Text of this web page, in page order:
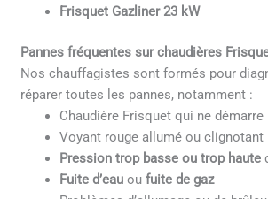
Frisquet Gazliner 23 kW
Pannes fréquentes sur chaudières
Nos chauffagistes sont formés pour
réparer toutes les pannes, notamment :
Chaudière Frisquet qui ne démarre
Voyant rouge allumé ou clignotant
Pression trop basse ou trop haute
Fuite d’eau oufuite de gaz